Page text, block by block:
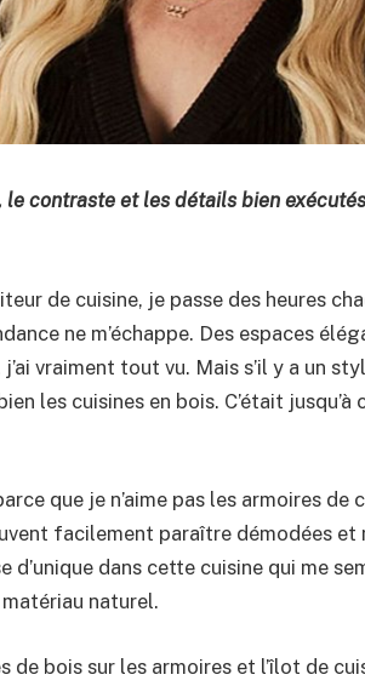
le contraste et les détails bien
de cuisine, je passe des heures
ne m’échappe. Des espaces
vraiment tout vu. Mais s’il y a un
les cuisines en bois. C’était
que je n’aime pas les armoires
facilement paraître démodées et
d’unique dans cette cuisine qui me
naturel.
de bois sur les armoires et l’îlot de